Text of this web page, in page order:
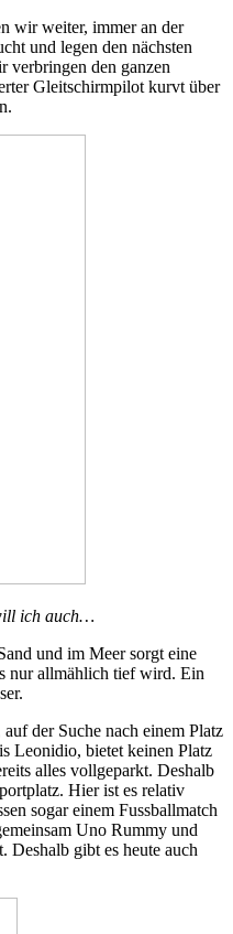
wir weiter, immer an der
und legen den nächsten
verbringen den ganzen
Gleitschirmpilot kurvt über
ich auch…
und im Meer sorgt eine
nur allmählich tief wird. Ein
der Suche nach einem Platz
Leonidio, bietet keinen Platz
alles vollgeparkt. Deshalb
Hier ist es relativ
sogar einem Fussballmatch
Uno Rummy und
Deshalb gibt es heute auch